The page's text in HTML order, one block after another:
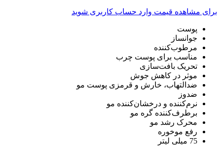
برای مشاهده قیمت وارد حساب کاربری شوید
پوست
جوانساز
مرطوب‌کننده
مناسب برای پوست چرب
تحریک بافت‌سازی
موثر در کاهش جوش
ضدالتهاب، خارش و قرمزی پوست مو
ضدوز
نرم‌کننده و درخشان‌کننده مو
برطرف‌کننده گره مو
محرک رشد مو
رفع موخوره
75 میلی لیتر